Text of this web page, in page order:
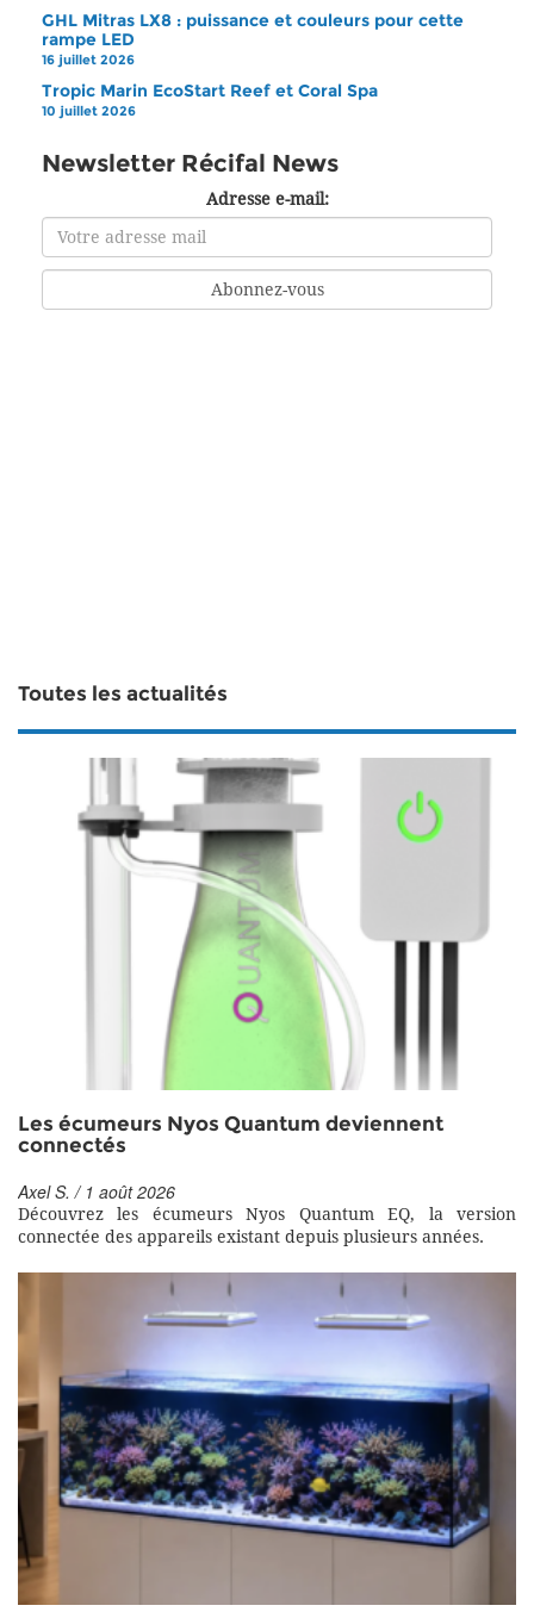
GHL Mitras LX8 : puissance et couleurs pour cette
rampe LED
16 juillet 2026
Tropic Marin EcoStart Reef et Coral Spa
10 juillet 2026
Newsletter Récifal News
Adresse e-mail:
Toutes les actualités
Les écumeurs Nyos Quantum deviennent
connectés
Axel S. / 1 août 2026
Découvrez les écumeurs Nyos Quantum EQ, la version
connectée des appareils existant depuis plusieurs années.